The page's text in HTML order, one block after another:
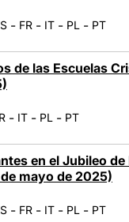
- FR - IT - PL - PT
de las Escuelas
- IT - PL - PT
en el Jubileo de
mayo de 2025)
- FR - IT - PL - PT